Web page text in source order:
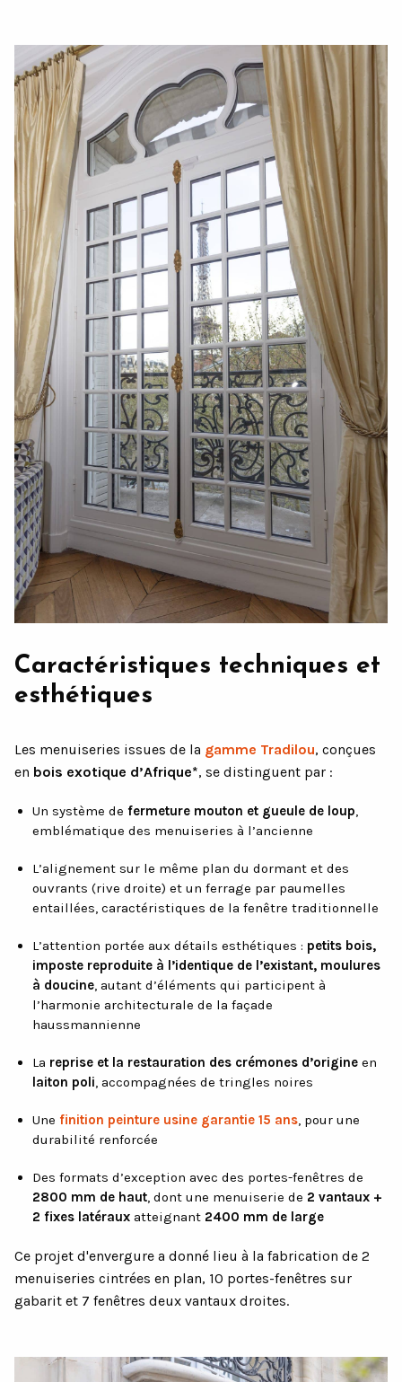
Caractéristiques techniques et
esthétiques
Les menuiseries issues de la gamme Tradilou, conçues
en bois exotique d’Afrique*, se distinguent par :
Un système de fermeture mouton et gueule de loup,
emblématique des menuiseries à l’ancienne
L’alignement sur le même plan du dormant et des
ouvrants (rive droite) et un ferrage par paumelles
entaillées, caractéristiques de la fenêtre traditionnelle
L’attention portée aux détails esthétiques : petits bois,
imposte reproduite à l’identique de l’existant, moulures
à doucine, autant d’éléments qui participent à
l’harmonie architecturale de la façade
haussmannienne
La reprise et la restauration des crémones d’origine en
laiton poli, accompagnées de tringles noires
Une finition peinture usine garantie 15 ans, pour une
durabilité renforcée
Des formats d’exception avec des portes-fenêtres de
2800 mm de haut, dont une menuiserie de 2 vantaux +
2 fixes latéraux atteignant 2400 mm de large
Ce projet d'envergure a donné lieu à la fabrication de 2
menuiseries cintrées en plan, 10 portes-fenêtres sur
gabarit et 7 fenêtres deux vantaux droites.